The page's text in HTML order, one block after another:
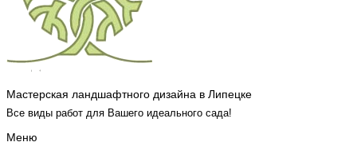
Мастерская ландшафтного дизайна в Липецке
Все виды работ для Вашего идеального сада!
Меню